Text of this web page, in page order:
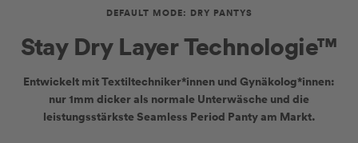
DEFAULT MODE: DRY PANTYS
Stay Dry Layer Technologie™
Entwickelt mit Textiltechniker*innen und Gynäkolog*innen:
nur1mm dicker als normale Unterwäsche und die
leistungsstärkste Seamless Period Panty am Markt.